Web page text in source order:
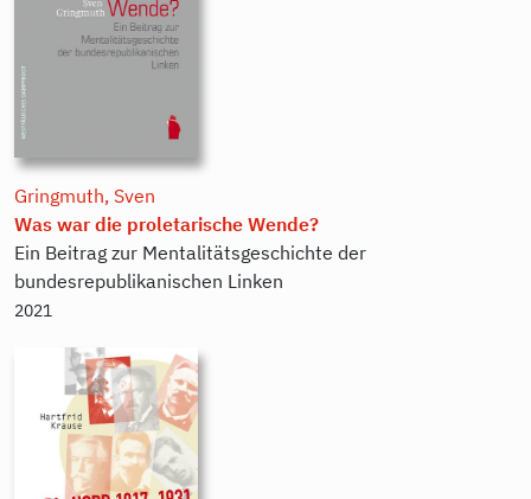
Gringmuth, Sven
Was war die proletarische Wende?
Ein Beitrag zur Mentalitätsgeschichte der
bundesrepublikanischen Linken
2021